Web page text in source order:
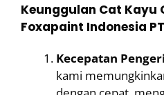
Keunggulan Cat Kayu
Foxapaint Indonesia
Kecepatan
kami